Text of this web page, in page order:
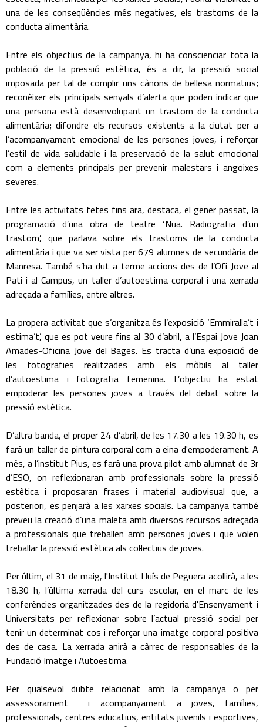
una de les conseqüències més negatives, els trastorns de la
conducta alimentària.
Entre els objectius de la campanya, hi ha conscienciar tota la
població de la pressió estètica, és a dir, la pressió social
imposada per tal de complir uns cànons de bellesa normatius;
reconèixer els principals senyals d’alerta que poden indicar que
una persona està desenvolupant un trastorn de la conducta
alimentària; difondre els recursos existents a la ciutat per a
l’acompanyament emocional de les persones joves, i reforçar
l’estil de vida saludable i la preservació de la salut emocional
com a elements principals per prevenir malestars i angoixes
severes.
Entre les activitats fetes fins ara, destaca, el gener passat, la
programació d’una obra de teatre ‘Nua. Radiografia d’un
trastorn’, que parlava sobre els trastorns de la conducta
alimentària i que va ser vista per 679 alumnes de secundària de
Manresa. També s’ha dut a terme accions des de l’Ofi Jove al
Pati i al Campus, un taller d’autoestima corporal i una xerrada
adreçada a famílies, entre altres.
La propera activitat que s’organitza és l’exposició ‘Emmiralla’t i
estima’t’, que es pot veure fins al 30 d’abril, a l’Espai Jove Joan
Amades-Oficina Jove del Bages. Es tracta d’una exposició de
les fotografies realitzades amb els mòbils al taller
d’autoestima i fotografia femenina. L’objectiu ha estat
empoderar les persones joves a través del debat sobre la
pressió estètica.
D’altra banda, el proper 24 d’abril, de les 17.30 a les 19.30 h, es
farà un taller de pintura corporal com a eina d'empoderament. A
més, a l’institut Pius, es farà una prova pilot amb alumnat de 3r
d’ESO, on reflexionaran amb professionals sobre la pressió
estètica i proposaran frases i material audiovisual que, a
posteriori, es penjarà a les xarxes socials. La campanya també
preveu la creació d’una maleta amb diversos recursos adreçada
a professionals que treballen amb persones joves i que volen
treballar la pressió estètica als col·lectius de joves.
Per últim, el 31 de maig, l'Institut Lluís de Peguera acollirà, a les
18.30 h, l’última xerrada del curs escolar, en el marc de les
conferències organitzades des de la regidoria d'Ensenyament i
Universitats per reflexionar sobre l’actual pressió social per
tenir un determinat cos i reforçar una imatge corporal positiva
des de casa. La xerrada anirà a càrrec de responsables de la
Fundació Imatge i Autoestima.
Per qualsevol dubte relacionat amb la campanya o per
assessorament i acompanyament a joves, famílies,
professionals, centres educatius, entitats juvenils i esportives,